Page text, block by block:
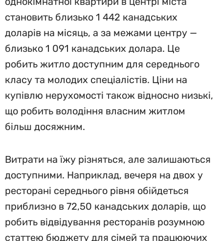
становить близько 1 442 канадських
доларів на місяць, а за межами центру —
близько 1 091 канадських долара. Це
робить житло доступним для середнього
класу та молодих спеціалістів. Ціни на
купівлю нерухомості також відносно низькі,
що робить володіння власним житлом
більш досяжним.
Витрати на їжу різняться, але залишаються
доступними. Наприклад, вечеря на двох у
ресторані середнього рівня обійдеться
приблизно в 72,50 канадських доларів, що
робить відвідування ресторанів розумною
статтею бюджету для сімей та працюючих